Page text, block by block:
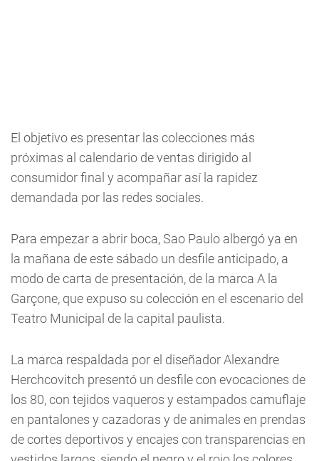
El objetivo es presentar las colecciones más
próximas al calendario de ventas dirigido al
consumidor final y acompañar así la rapidez
demandada por las redes sociales.
Para empezar a abrir boca, Sao Paulo albergó ya en
la mañana de este sábado un desfile anticipado, a
modo de carta de presentación, de la marca A la
Garçone, que expuso su colección en el escenario del
Teatro Municipal de la capital paulista.
La marca respaldada por el diseñador Alexandre
Herchcovitch presentó un desfile con evocaciones de
los 80, con tejidos vaqueros y estampados camuflaje
en pantalones y cazadoras y de animales en prendas
de cortes deportivos y encajes con transparencias en